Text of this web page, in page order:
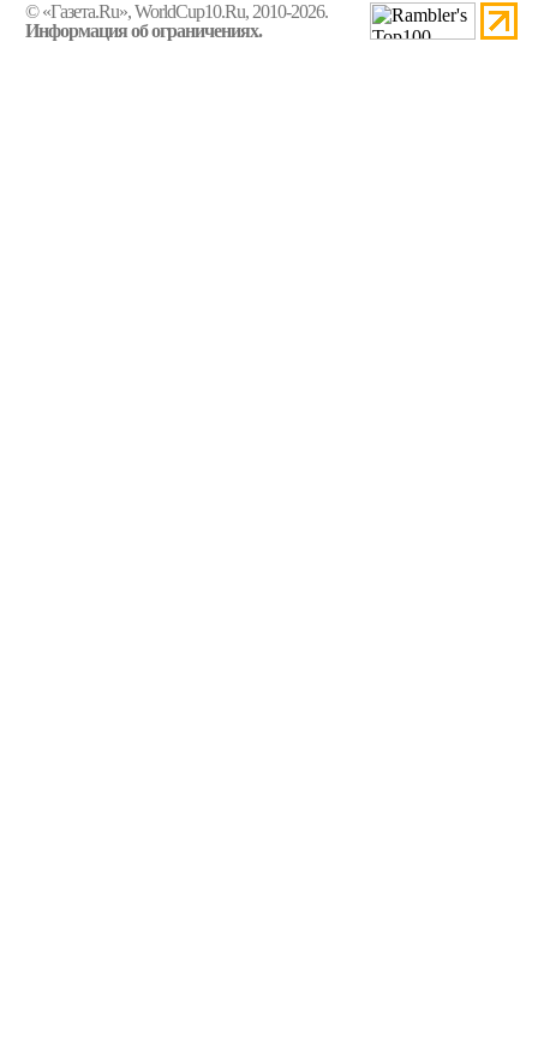
© «Газета.Ru», WorldCup10.Ru, 2010-2026.
Информация об ограничениях.